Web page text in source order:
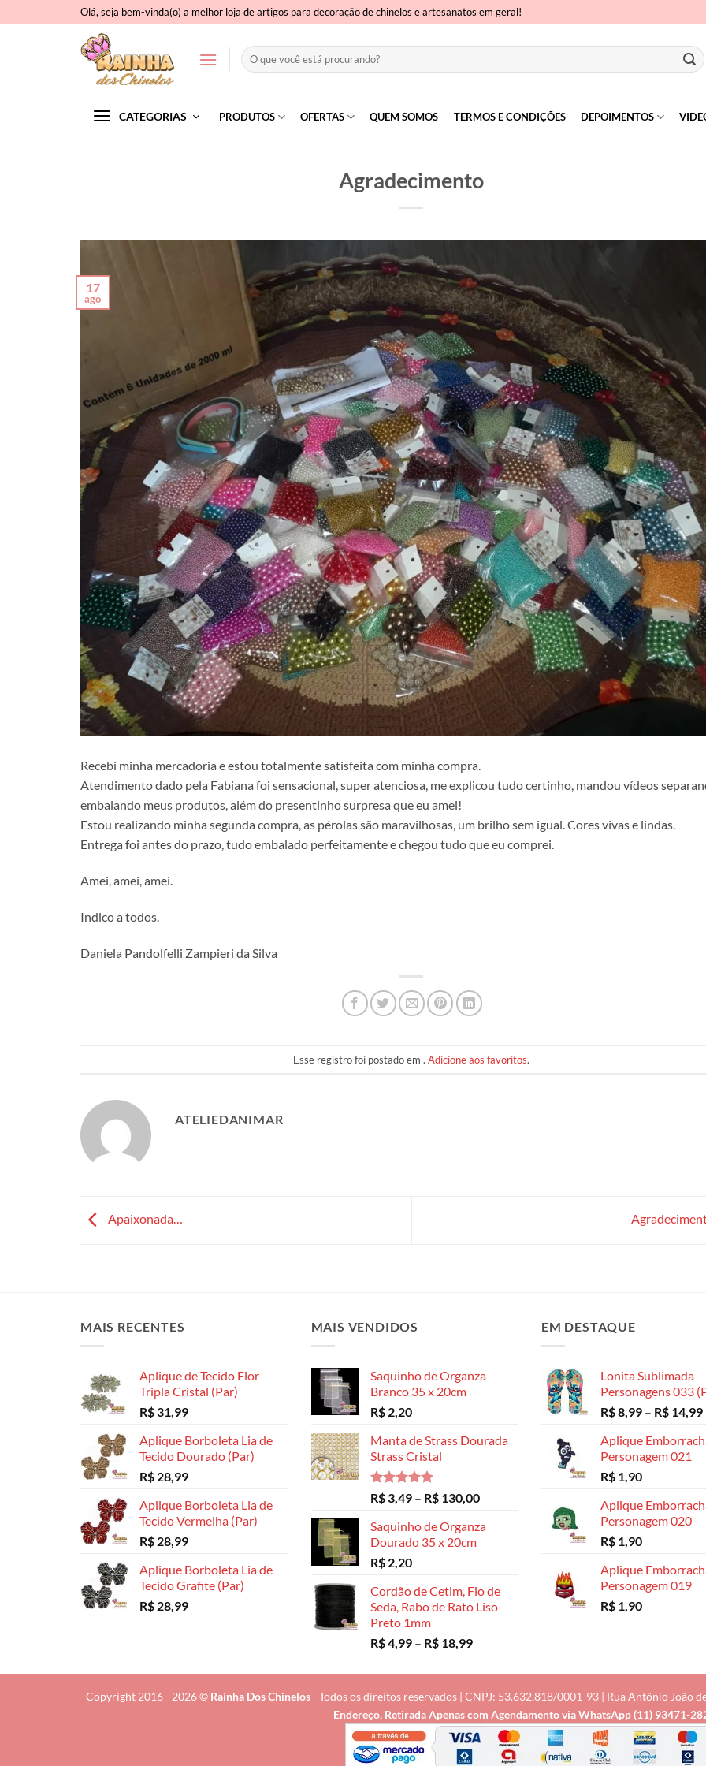
to
Olá, seja bem-vinda(o) a melhor loja de artigos para decoração de chinelos e artesanatos em geral!
Pesquisar
por:
CATEGORIAS PRODUTOS OFERTAS QUEM SOMOS TERMOS E CONDIÇÕES DEPOIMENTOS
Agradecimento
17
ago
Recebi minha mercadoria e estou totalmente satisfeita com minha compra.
Atendimento dado pela Fabiana foi sensacional, super atenciosa, me explicou tudo certinho, mandou vídeos
embalando meus produtos, além do presentinho surpresa que eu amei!
Estou realizando minha segunda compra, as pérolas são maravilhosas, um brilho sem igual. Cores vivas e lindas.
Entrega foi antes do prazo, tudo embalado perfeitamente e chegou tudo que eu comprei.
Amei, amei, amei.
Indico a todos.
Daniela Pandolfelli Zampieri da Silva
Esse registro foi postado em . Adicione aos favoritos.
ATELIEDANIMAR
Apaixonada…
MAIS RECENTES
Aplique de Tecido Flor
Tripla Cristal (Par)
R$ 31,99
Aplique Borboleta Lia de
Tecido Dourado (Par)
R$ 28,99
Aplique Borboleta Lia de
Tecido Vermelha (Par)
R$ 28,99
Aplique Borboleta Lia de
Tecido Grafite (Par)
R$ 28,99
MAIS VENDIDOS
Saquinho de Organza
Branco 35 x 20cm
R$2,20
Manta de Strass Dourada
Strass Cristal
Avaliação
5.00
de 5
R$3,49 – R$130,00Faixa
preço:
Saquinho de Organza
Dourado 35 x 20cm
R$2,20
Cordão de Cetim, Fio de
Seda, Rabo de Rato Liso
Preto 1mm
R$4,99 – R$18,99Faixa
preço:
R$ 4,99
através
R$ 18,99
EM DESTAQUE
Lonita Sublimada
Personagens 033
R$8,99 – R$ 14,99
Aplique
Personagem 021
R$ 1,90
Aplique
Personagem 020
R$ 1,90
Aplique
Personagem 019
R$ 1,90
Copyright 2016 - 2026 © Rainha Dos Chinelos- Todos os direitos reservados | CNPJ: 53.632.818/0001-93 | Rua Antônio João
Endereço, Retirada Apenas com Agendamento viaWhatsApp (11) 93471-